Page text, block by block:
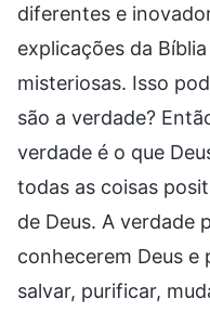
diferentes e
explicações da
misteriosas. Isso
são a verdade?
verdade é o que
todas as coisas
de Deus. A verdade
conhecerem Deus e
salvar, purificar,